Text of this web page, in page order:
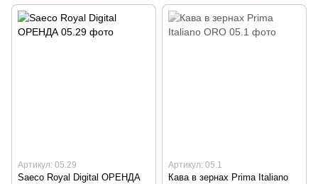
Артикул: 05.29
Saeco Royal Digital ОРЕНДА
Артикул: 05.1
Кава в зернах Prima Italiano